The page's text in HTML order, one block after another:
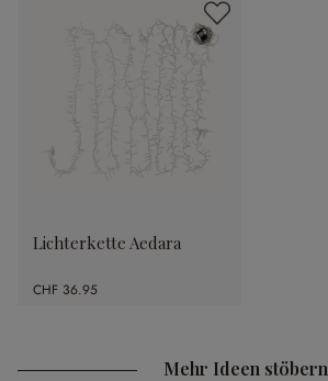
Lichterkette Aedara
CHF 36.95
Mehr Ideen stöbern